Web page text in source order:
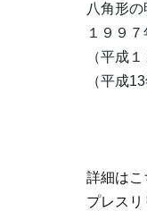
八角形の
１９９
（平成
（平成
詳細はこ
プレス